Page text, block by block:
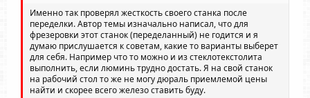
Именно так проверял жесткость своего станка после
переделки. Автор темы изначально написал, что для
фрезеровки этот станок (переделанный) не годится и я
думаю прислушается к советам, какие то варианты выберет
для себя. Например что то можно и из стеклотекстолита
выполнить, если люминь трудно достать. Я на свой станок
на рабочий стол то же не могу дюраль приемлемой цены
найти и скорее всего железо ставить буду.